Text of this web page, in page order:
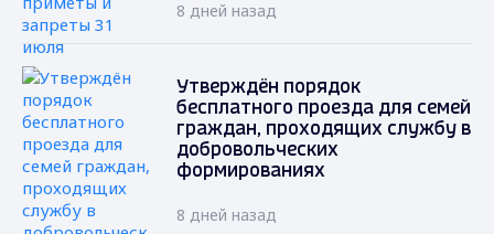
8 дней назад
Утверждён порядок
бесплатного проезда для семей
граждан, проходящих службу в
добровольческих
формированиях
8 дней назад